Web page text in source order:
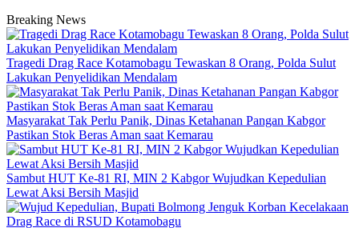
Breaking News
Tragedi Drag Race Kotamobagu Tewaskan 8 Orang, Polda Sulut
Lakukan Penyelidikan Mendalam
Masyarakat Tak Perlu Panik, Dinas Ketahanan Pangan Kabgor
Pastikan Stok Beras Aman saat Kemarau
Sambut HUT Ke-81 RI, MIN 2 Kabgor Wujudkan Kepedulian
Lewat Aksi Bersih Masjid